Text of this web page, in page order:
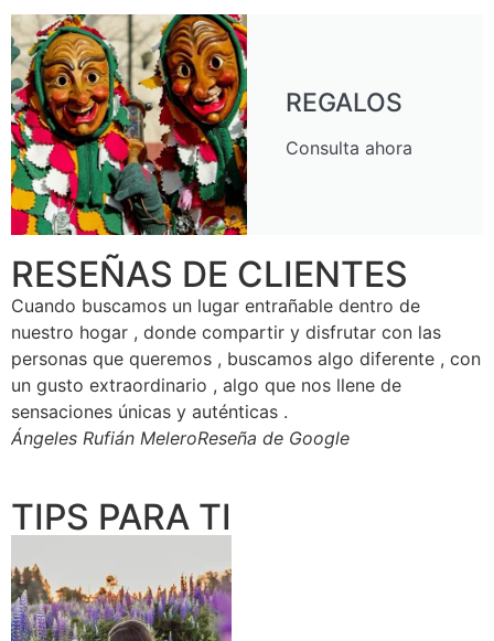
REGALOS
Consulta ahora
RESEÑAS DE CLIENTES
Cuando buscamos un lugar entrañable dentro de
nuestro hogar , donde compartir y disfrutar con las
personas que queremos , buscamos algo diferente , con
un gusto extraordinario , algo que nos llene de
sensaciones únicas y auténticas .
Ángeles Rufián MeleroReseña de Google
TIPS PARA TI